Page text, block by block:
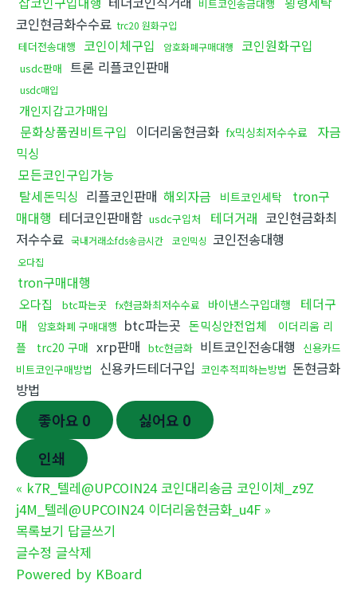
비트코인송금대행
코인현금화수수료 trc20 원화구입
테더전송대행 코인이체구입 암호화폐구매대행 코인원화구입
usdc판매 트론 리플코인판매
usdc매입
개인지갑고가매입
문화상품권비트구입 이더리움현금화 fx믹싱최저수수료
자금
믹싱
모든코인구입가능
탈세돈믹싱 리플코인판매 해외자금 비트코인세탁
tron구
매대행 테더코인판매함 usdc구입처 테더거래 코인현금화최
저수수료 국내거래소fds송금시간 코인믹싱 코인전송대행
오다집
tron구매대행
오다집 btc파는곳 fx현금화최저수수료 바이낸스구입대행
테더구
매
암호화폐 구매대행 btc파는곳 돈믹싱안전업체
이더리움 리
플
trc20 구매 xrp판매 btc현금화 비트코인전송대행
신용카드
비트코인구매방법
신용카드테더구입 코인추적피하는방법 돈현금화
방법
좋아요 0 싫어요 0
인쇄
« k7R_텔레@UPCOIN24 코인대리송금 코인이체_z9Z
j4M_텔레@UPCOIN24 이더리움현금화_u4F »
목록보기 답글쓰기
글수정 글삭제
Powered by KBoard